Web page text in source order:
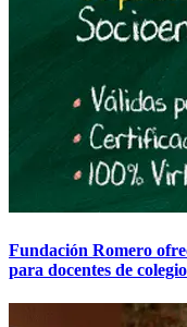
Fundación Romero
para docentes de